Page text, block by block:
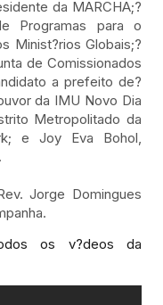
da MARCHA;?
Programas para o
Minist?rios Globais;?
de Comissionados
a prefeito de?
da IMU Novo Dia
Metropolitado da
e Joy Eva Bohol,
Jorge Domingues
os v?deos da